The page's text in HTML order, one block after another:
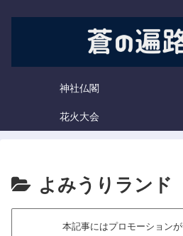
神社仏閣
花火大会
よみうりランド
本記事にはプロモーションが